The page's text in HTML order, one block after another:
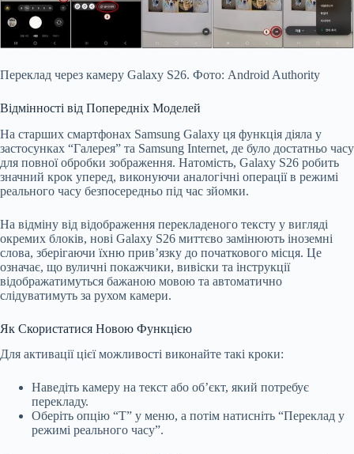
Переклад через камеру Galaxy S26. Фото: Android Authority
Відмінності від Попередніх Моделей
На старших смартфонах Samsung Galaxy ця функція діяла у
застосунках “Галерея” та Samsung Internet, де було достатньо часу
для повної обробки зображення. Натомість, Galaxy S26 робить
значний крок уперед, виконуючи аналогічні операції в режимі
реального часу безпосередньо під час зйомки.
На відміну від відображення перекладеного тексту у вигляді
окремих блоків, нові Galaxy S26 миттєво замінюють іноземні
слова, зберігаючи їхню прив’язку до початкового місця. Це
означає, що вуличні покажчики, вивіски та інструкції
відображатимуться бажаною мовою та автоматично
слідуватимуть за рухом камери.
Як Скористатися Новою Функцією
Для активації цієї можливості виконайте такі кроки:
Наведіть камеру на текст або об’єкт, який потребує
перекладу.
Оберіть опцію “T” у меню, а потім натисніть “Переклад у
режимі реального часу”.